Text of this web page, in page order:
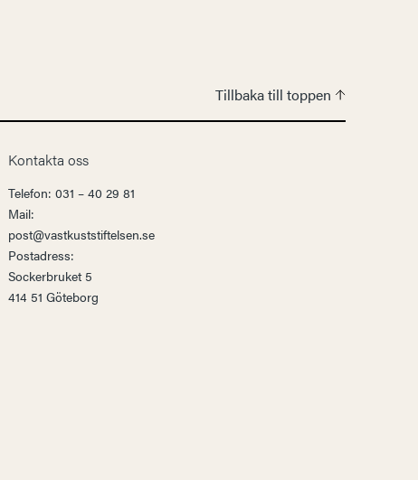
Tillbaka till toppen
Kontakta oss
Telefon: 031 – 40 29 81
Mail:
post@vastkuststiftelsen.se
Postadress:
Sockerbruket 5
414 51 Göteborg